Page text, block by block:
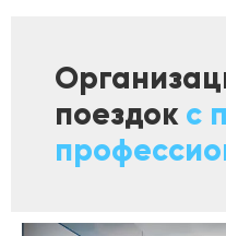
поездок с